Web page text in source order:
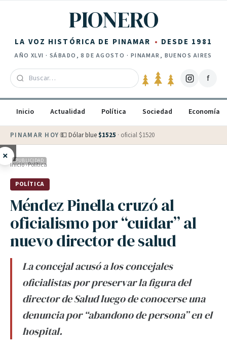
PIONERO
LA VOZ HISTÓRICA DE PINAMAR DESDE 1981
AÑO XLVI · SÁBADO, 8 DE AGOSTO · PINAMAR, BUENOS AIRES
f
Inicio Actualidad Política Sociedad Economía
PINAMAR HOY·💵 Dólar blue $1525 · oficial $1520
× PUBLICIDAD
Inicio›Política
POLÍTICA
Méndez Pinella cruzó al
oficialismo por “cuidar” al
nuevo director de salud
La concejal acusó a los concejales
oficialistas por preservar la figura del
director de Salud luego de conocerse una
denuncia por “abandono de persona” en el
hospital.